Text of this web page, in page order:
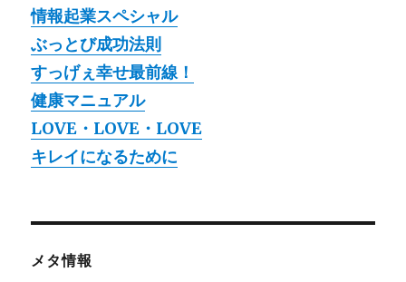
情報起業スペシャル
ぶっとび成功法則
すっげぇ幸せ最前線！
健康マニュアル
LOVE・LOVE・LOVE
キレイになるために
メタ情報